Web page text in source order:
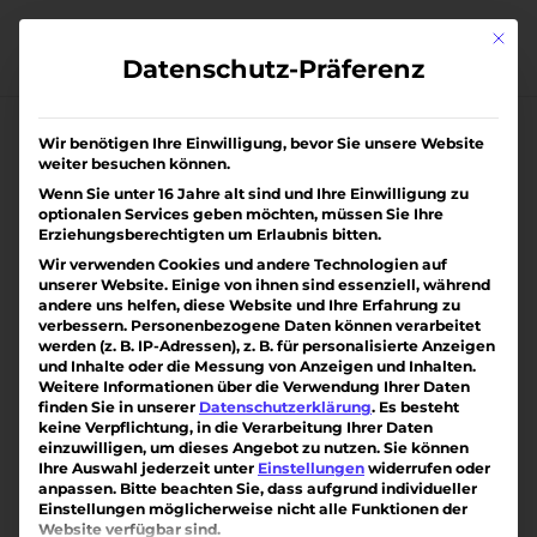
schöner Wohnen in Ihringen *VERKAUFT*
Mit
Datenschutz-Präferenz
Wir benötigen Ihre Einwilligung, bevor Sie unsere Website
weiter besuchen können.
Wenn Sie unter 16 Jahre alt sind und Ihre Einwilligung zu
optionalen Services geben möchten, müssen Sie Ihre
Erziehungsberechtigten um Erlaubnis bitten.
Wir verwenden Cookies und andere Technologien auf
unserer Website. Einige von ihnen sind essenziell, während
andere uns helfen, diese Website und Ihre Erfahrung zu
verbessern. Personenbezogene Daten können verarbeitet
werden (z. B. IP-Adressen), z. B. für personalisierte Anzeigen
und Inhalte oder die Messung von Anzeigen und Inhalten.
Weitere Informationen über die Verwendung Ihrer Daten
finden Sie in unserer Datenschutzerklärung. Es besteht
keine Verpflichtung, in die Verarbeitung Ihrer Daten
einzuwilligen, um dieses Angebot zu nutzen. Sie können
Ihre Auswahl jederzeit unter Einstellungen widerrufen oder
anpassen. Bitte beachten Sie, dass aufgrund individueller
Einstellungen möglicherweise nicht alle Funktionen der
Website verfügbar sind.